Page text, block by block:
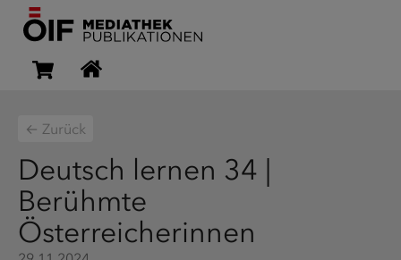
← Zurück
Deutsch lernen 34 |
Berühmte
Österreicherinnen